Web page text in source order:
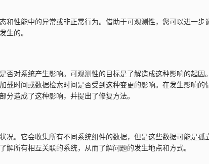
和性能中的异常或非正常行为。借助于可观测性，您可以进一步
生的。
否对系统产生影响。可观测性的目标是了解造成这种影响的起因
载时间或数据检索时间是否受到这种变更的影响。在发生影响的
分造成了这种影响，并提出了修复方法。
况。它会收集所有不同系统组件的数据，但是这些数据可能是孤
解所有相互关联的系统，从而了解问题的发生地点和方式。